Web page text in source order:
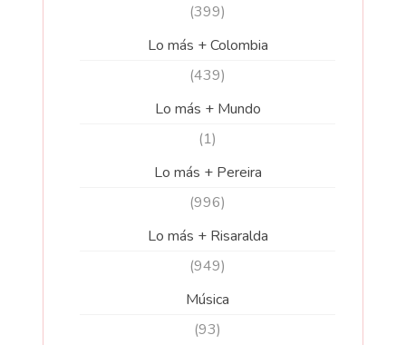
(399)
Lo más + Colombia
(439)
Lo más + Mundo
(1)
Lo más + Pereira
(996)
Lo más + Risaralda
(949)
Música
(93)